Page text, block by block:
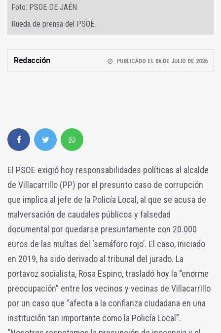
Foto: PSOE DE JAÉN
Rueda de prensa del PSOE.
Redacción PUBLICADO EL 06 DE JULIO DE 2026
El PSOE exigió hoy responsabilidades políticas al alcalde
de Villacarrillo (PP) por el presunto caso de corrupción
que implica al jefe de la Policía Local, al que se acusa de
malversación de caudales públicos y falsedad
documental por quedarse presuntamente con 20.000
euros de las multas del ‘semáforo rojo’. El caso, iniciado
en 2019, ha sido derivado al tribunal del jurado. La
portavoz socialista, Rosa Espino, trasladó hoy la “enorme
preocupación” entre los vecinos y vecinas de Villacarrillo
por un caso que “afecta a la confianza ciudadana en una
institución tan importante como la Policía Local”.